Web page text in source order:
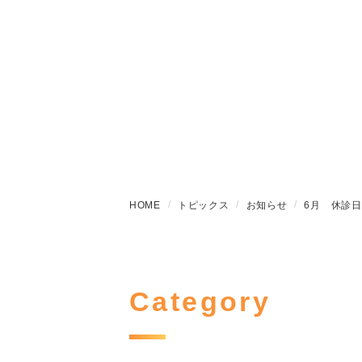
HOME トピックス お知らせ 6月 休診日
Category